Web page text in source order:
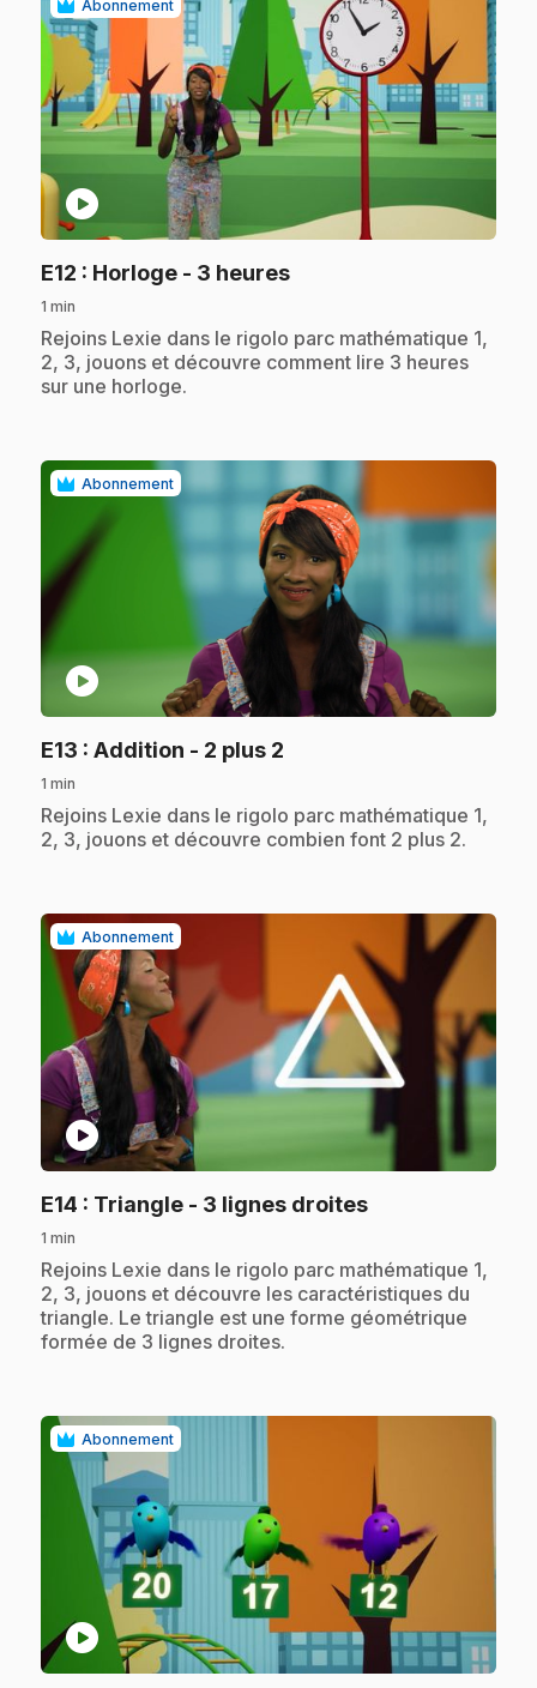
Abonnement
play_circle
E12 : Horloge - 3 heures.
1 min
.Rejoins Lexie dans le rigolo parc mathématique 1,
2, 3, jouons et découvre comment lire 3 heures
sur une horloge.
Abonnement
play_circle
E13 : Addition - 2 plus 2
1 min
.Rejoins Lexie dans le rigolo parc mathématique 1,
2, 3, jouons et découvre combien font 2 plus 2.
Abonnement
play_circle
E14 : Triangle - 3 lignes droites.
1 min
.Rejoins Lexie dans le rigolo parc mathématique 1,
2, 3, jouons et découvre les caractéristiques du
triangle. Le triangle est une forme géométrique
formée de 3 lignes droites.
Abonnement
play_circle